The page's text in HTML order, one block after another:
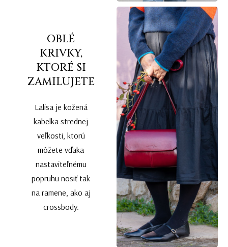
OBLÉ
KRIVKY,
KTORÉ SI
ZAMILUJETE
Lalisa je kožená
kabelka strednej
veľkosti, ktorú
môžete vďaka
nastaviteľnému
popruhu nosiť tak
na ramene, ako aj
crossbody.